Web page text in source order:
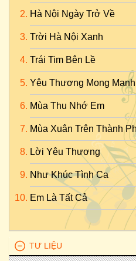
Hà Nội Ngày Trở Về
Trời Hà Nội Xanh
Trái Tim Bên Lề
Yêu Thương Mong Manh
Mùa Thu Nhớ Em
Mùa Xuân Trên Thành
Lời Yêu Thương
Như Khúc Tình Ca
Em Là Tất Cả
TƯ LIỆU